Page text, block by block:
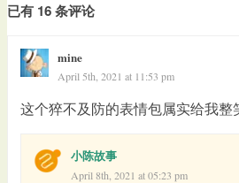
已有 16 条评论
mine
April 5th, 2021 at 11:53 pm
这个猝不及防的表情包属实给我整
小陈故事
April 8th, 2021 at 05:23 pm